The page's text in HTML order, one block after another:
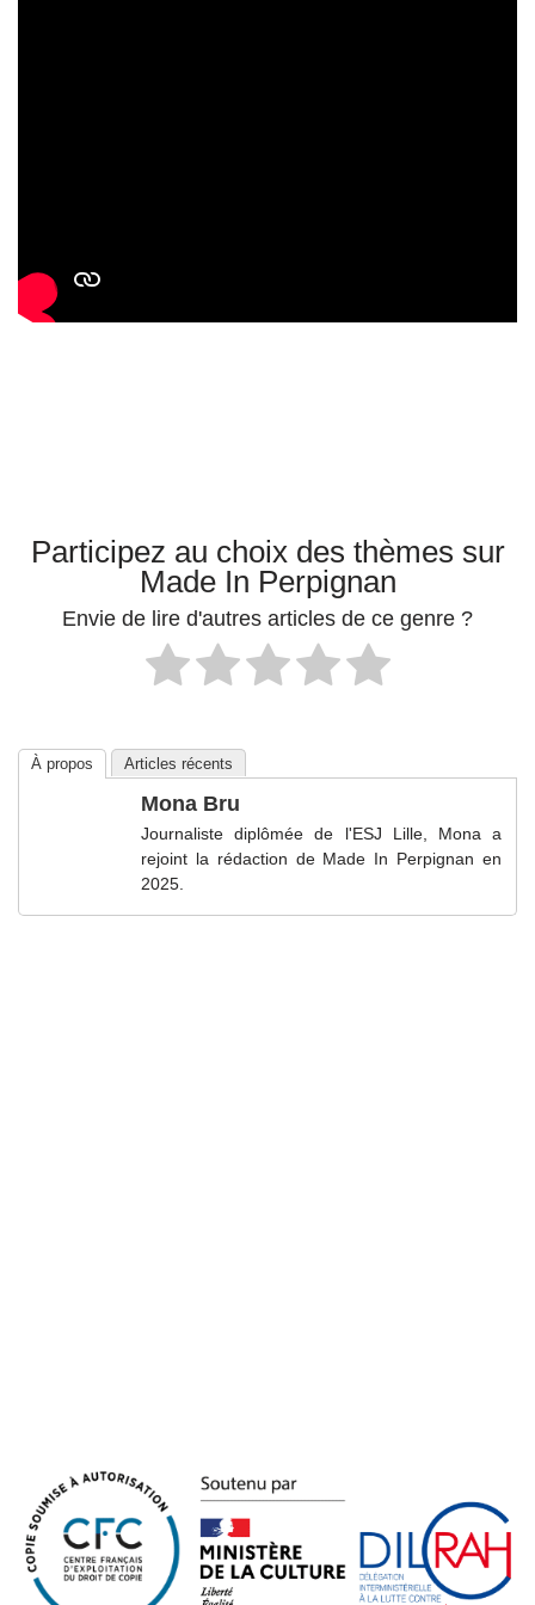
Participez au choix des thèmes sur
Made In Perpignan
Envie de lire d'autres articles de ce genre ?
À propos Articles récents
Mona Bru
Journaliste diplômée de l'ESJ Lille, Mona a
rejoint la rédaction de Made In Perpignan en
2025.